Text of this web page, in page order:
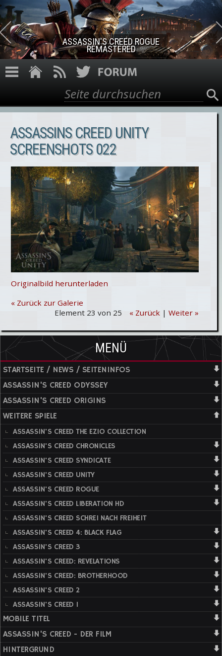
Direkt zum Inhalt
ASSASSIN'S CREED ROGUE
REMASTERED
Suchformular
Suche
ASSASSINS CREED UNITY
SCREENSHOTS 022
Originalbild herunterladen
« Zurück zur Galerie
Element 23 von 25
« Zurück| Weiter »
MENÜ
STARTSEITE / NEWS / SEITENINFOS
ASSASSIN'S CREED ODYSSEY
ASSASSIN'S CREED ORIGINS
WEITERE SPIELE
ASSASSIN'S CREED THE EZIO COLLECTION
ASSASSIN'S CREED CHRONICLES
ASSASSIN'S CREED SYNDICATE
ASSASSIN'S CREED UNITY
ASSASSIN'S CREED ROGUE
ASSASSIN'S CREED LIBERATION HD
ASSASSIN'S CREED SCHREI NACH FREIHEIT
ASSASSIN'S CREED 4: BLACK FLAG
ASSASSIN'S CREED 3
ASSASSIN'S CREED: REVELATIONS
ASSASSIN'S CREED: BROTHERHOOD
ASSASSIN'S CREED 2
ASSASSIN'S CREED 1
MOBILE TITEL
ASSASSIN'S CREED - DER FILM
HINTERGRUND